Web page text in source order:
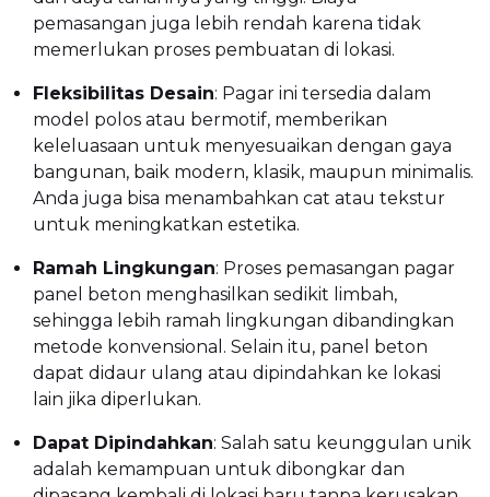
pemasangan juga lebih rendah karena tidak
memerlukan proses pembuatan di lokasi.
Fleksibilitas Desain: Pagar ini tersedia dalam
model polos atau bermotif, memberikan
keleluasaan untuk menyesuaikan dengan gaya
bangunan, baik modern, klasik, maupun minimalis.
Anda juga bisa menambahkan cat atau tekstur
untuk meningkatkan estetika.
Ramah Lingkungan: Proses pemasangan pagar
panel beton menghasilkan sedikit limbah,
sehingga lebih ramah lingkungan dibandingkan
metode konvensional. Selain itu, panel beton
dapat didaur ulang atau dipindahkan ke lokasi
lain jika diperlukan.
Dapat Dipindahkan: Salah satu keunggulan unik
adalah kemampuan untuk dibongkar dan